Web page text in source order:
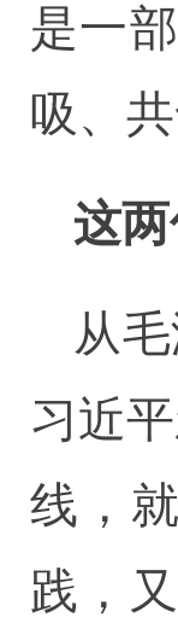
是一
吸、
这
从
习近
线，
践，